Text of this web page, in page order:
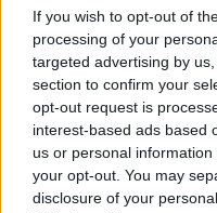
If you wish to opt-out of
processing of your
targeted advertising by
section to confirm your
opt-out request is
interest-based ads based
us or personal
your opt-out. You may
disclosure of your
Come hanno
vicepresidente Ue
10/12/2022
ZERO TRASPARENZA
Vaccini, l'ad di
rifiuta di parlare
Ue. È la seconda